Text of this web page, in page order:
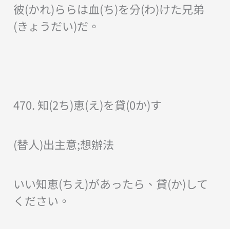
彼(かれ)ららは血(ち)を分(わ)けた兄弟
(きょうだい)だ。
470. 知(2ち)恵(え)を貸(0か)す
(替人)出主意;想辦法
いい知恵(ちえ)があったら、貸(か)して
ください。